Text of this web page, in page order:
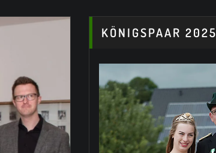
KÖNIGSPAAR 2025